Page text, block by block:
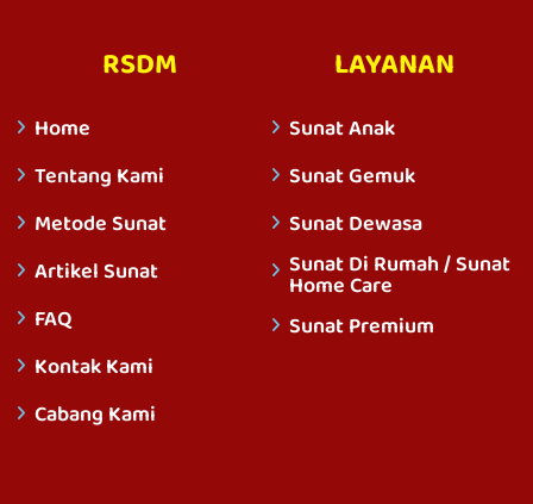
RSDM
Home
Tentang Kami
Metode Sunat
Artikel Sunat
FAQ
Kontak Kami
Cabang Kami
LAYANAN
Sunat Anak
Sunat Gemuk
Sunat Dewasa
Sunat Di Rumah / Sunat
Home Care
Sunat Premium